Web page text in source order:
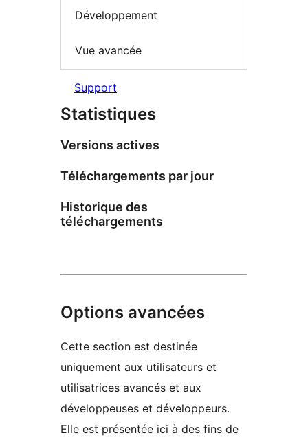
Développement
Vue avancée
Support
Statistiques
Versions actives
Téléchargements par jour
Historique des
téléchargements
Options avancées
Cette section est destinée
uniquement aux utilisateurs et
utilisatrices avancés et aux
développeuses et développeurs.
Elle est présentée ici à des fins de